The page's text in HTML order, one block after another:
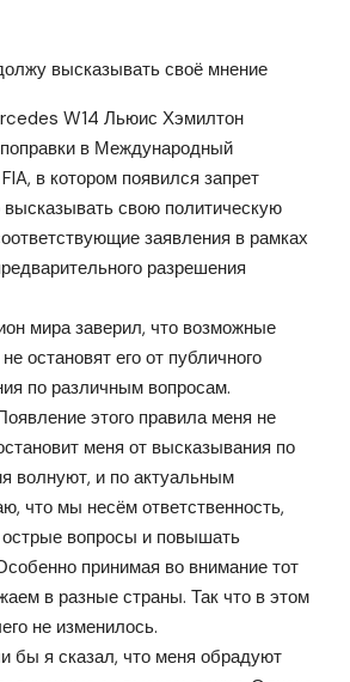
W14 Льюис Хэмилтон
в Международный
в котором появился запрет
свою политическую
заявления в рамках
разрешения
мира заверил, что возможные
остановят его от публичного
по различным вопросам.
этого правила меня не
меня от высказывания по
волнуют, и по актуальным
что мы несём ответственность,
вопросы и повышать
принимая во внимание тот
в разные страны. Так что в этом
не изменилось.
бы я сказал, что меня обрадуют